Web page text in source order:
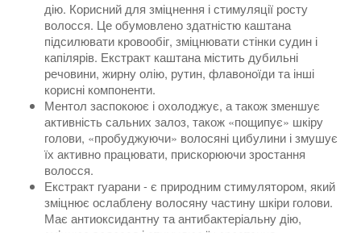
дію. Корисний для зміцнення і стимуляції росту
волосся. Це обумовлено здатністю каштана
підсилювати кровообіг, зміцнювати стінки судин і
капілярів. Екстракт каштана містить дубильні
речовини, жирну олію, рутин, флавоноїди та інші
корисні компоненти.
Ментол заспокоює і охолоджує, а також зменшує
активність сальних залоз, також «пощипує» шкіру
голови, «пробуджуючи» волосяні цибулини і змушує
їх активно працювати, прискорюючи зростання
волосся.
Екстракт гуарани - є природним стимулятором, який
зміцнює ослаблену волосяну частину шкіри голови.
Має антиоксидантну та антибактеріальну дію,